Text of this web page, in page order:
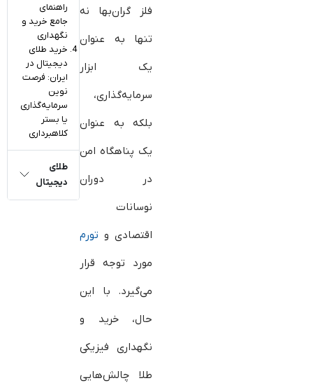
فلز گران‌بها نه
تنها به عنوان
یک ابزار
سرمایه‌گذاری،
بلکه به عنوان
یک پناهگاه امن
در دوران
نوسانات
اقتصادی و تورم
مورد توجه قرار
می‌گیرد. با این
حال، خرید و
نگهداری فیزیکی
طلا چالش‌هایی
راهنمای
جامع خرید و
نگهداری
خرید طلای
دیجیتال در
ایران: فرصت
نوین
سرمایه‌گذاری
یا بستر
کلاهبرداری‌
طلای
دیجیتال